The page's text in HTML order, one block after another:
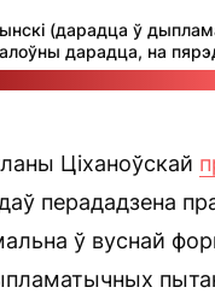
(дарадца ў
дарадца, на
Ціханоўскай
перададзена
ў вуснай